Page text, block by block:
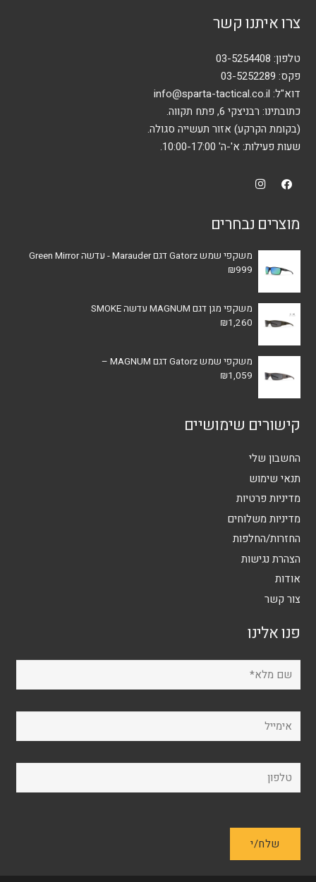
המוצר
צרו איתנו קשר
טלפון: 03-5254408
פקס: 03-5252289
דוא"ל: info@sparta-tactical.co.il
כתובתינו: רבניצקי 6, פתח תקווה.
(בקומת הקרקע) אזור תעשייה סגולה.
שעות פעילות: א'-ה' 10:00-17:00.
מוצרים נבחרים
משקפי שמש Gatorz דגם Marauder - עדשה Green Mirror
₪999
משקפי מגן דגם MAGNUM עדשה SMOKE
₪1,260
משקפי שמש Gatorz דגם MAGNUM –
₪1,059
קישורים שימושיים
החשבון שלי
תנאי שימוש
מדיניות פרטיות
מדיניות משלוחים
החזרות/החלפות
הצהרת נגישות
אודות
צור קשר
פנו אלינו